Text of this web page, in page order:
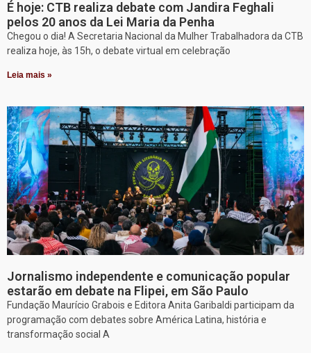
É hoje: CTB realiza debate com Jandira Feghali
pelos 20 anos da Lei Maria da Penha
Chegou o dia! A Secretaria Nacional da Mulher Trabalhadora da CTB
realiza hoje, às 15h, o debate virtual em celebração
Leia mais »
Jornalismo independente e comunicação popular
estarão em debate na Flipei, em São Paulo
Fundação Maurício Grabois e Editora Anita Garibaldi participam da
programação com debates sobre América Latina, história e
transformação social A